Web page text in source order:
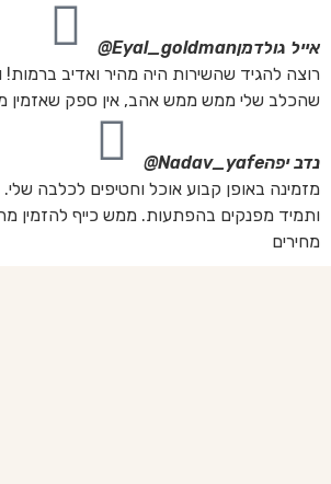
אייל גולדמןEyal_goldman@
רוצה להגיד שהשירות היה מהיר ואדיב ברמות!
שהכלב שלי ממש ממש אהב, אין ספק שאזמין
נדב יפהNadav_yafe@
מזמינה באופן קבוע אוכל וחטיפים לכלבה
ותמיד מפנקים בהפתעות. ממש כייף להזמין
מחירים